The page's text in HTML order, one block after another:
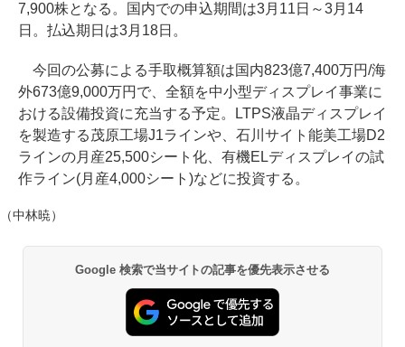
7,900株となる。国内での申込期間は3月11日～3月14
日。払込期日は3月18日。
今回の公募による手取概算額は国内823億7,400万円/海
外673億9,000万円で、全額を中小型ディスプレイ事業に
おける設備投資に充当する予定。LTPS液晶ディスプレイ
を製造する茂原工場J1ラインや、石川サイト能美工場D2
ラインの月産25,500シート化、有機ELディスプレイの試
作ライン(月産4,000シート)などに投資する。
（中林暁）
Google 検索で当サイトの記事を優先表示させる